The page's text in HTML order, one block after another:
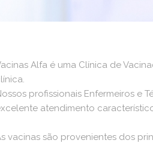
Alfa é uma Clínica de
profissionais Enfermeiros e
atendimento
vacinas são provenientes dos